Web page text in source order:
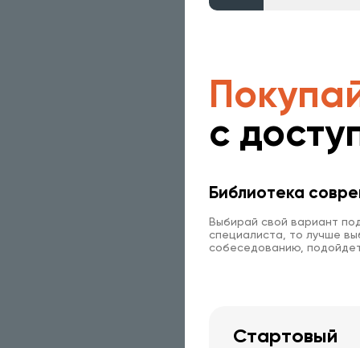
с
Библиотека
Выбирай свой вариант
специалиста, то лучше
собеседованию,
Стартовый